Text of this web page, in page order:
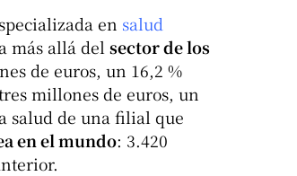
en salud
más allá del sector de los
de euros, un 16,2 %
millones de euros, un
salud de una filial que
en el mundo: 3.420